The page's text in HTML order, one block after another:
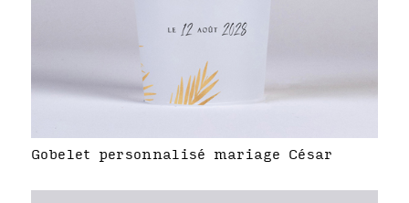
Gobelet personnalisé mariage César